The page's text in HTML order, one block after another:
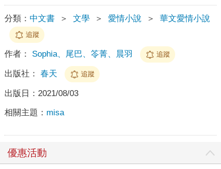
分類： 中文書 ＞ 文學 ＞ 愛情小說 ＞ 華文愛情小說
追蹤
作者： Sophia、尾巴、笭菁、晨羽 追蹤
出版社： 春天 追蹤
出版日： 2021/08/03
相關主題： misa
優惠活動